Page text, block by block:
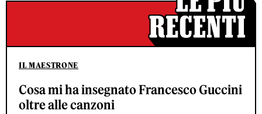
IL MAESTRONE
Cosa mi ha insegnato Francesco Guccini
oltre alle canzoni